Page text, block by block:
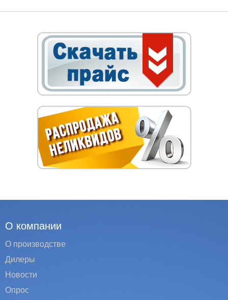
О компании
О производстве
Дилеры
Новости
Опрос